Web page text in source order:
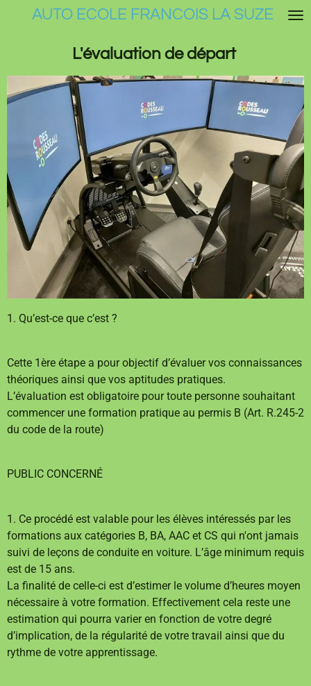
PasserAUTO ECOLE FRANCOIS LA SUZE
L'évaluation de départ
1. Qu’est-ce que c’est ?
Cette 1ère étape a pour objectif d’évaluer vos connaissances
théoriques ainsi que vos aptitudes pratiques.
L’évaluation est obligatoire pour toute personne souhaitant
commencer une formation pratique au permis B (Art. R.245-2
du code de la route)
PUBLIC CONCERNÉ
1. Ce procédé est valable pour les élèves intéressés par les
formations aux catégories B, BA, AAC et CS qui n'ont jamais
suivi de leçons de conduite en voiture. L’âge minimum requis
est de 15 ans.
La finalité de celle-ci est d’estimer le volume d’heures moyen
nécessaire à votre formation. Effectivement cela reste une
estimation qui pourra varier en fonction de votre degré
d’implication, de la régularité de votre travail ainsi que du
rythme de votre apprentissage.